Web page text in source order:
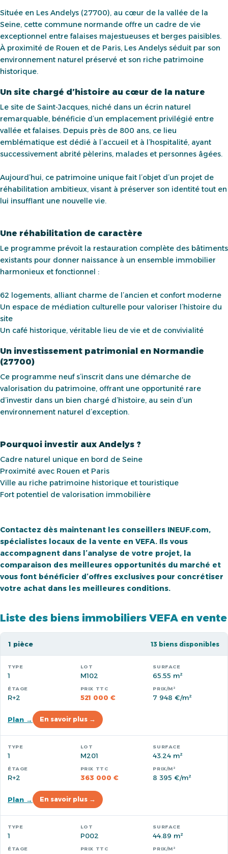
Située en Les Andelys (27700), au cœur de la vallée de la
Seine, cette commune normande offre un cadre de vie
exceptionnel entre falaises majestueuses et berges paisibles.
À proximité de Rouen et de Paris, Les Andelys séduit par son
environnement naturel préservé et son riche patrimoine
historique.
Un site chargé d’histoire au cœur de la nature
Le site de Saint-Jacques, niché dans un écrin naturel
remarquable, bénéficie d’un emplacement privilégié entre
vallée et falaises. Depuis près de 800 ans, ce lieu
emblématique est dédié à l’accueil et à l’hospitalité, ayant
successivement abrité pèlerins, malades et personnes âgées.
Aujourd’hui, ce patrimoine unique fait l’objet d’un projet de
réhabilitation ambitieux, visant à préserver son identité tout en
lui insufflant une nouvelle vie.
Une réhabilitation de caractère
Le programme prévoit la restauration complète des bâtiments
existants pour donner naissance à un ensemble immobilier
harmonieux et fonctionnel :
62 logements, alliant charme de l’ancien et confort moderne
Un espace de médiation culturelle pour valoriser l’histoire du
site
Un café historique, véritable lieu de vie et de convivialité
Un investissement patrimonial en Normandie
(27700)
Ce programme neuf s’inscrit dans une démarche de
valorisation du patrimoine, offrant une opportunité rare
d’investir dans un bien chargé d’histoire, au sein d’un
environnement naturel d’exception.
Pourquoi investir aux Andelys ?
Cadre naturel unique en bord de Seine
Proximité avec Rouen et Paris
Ville au riche patrimoine historique et touristique
Fort potentiel de valorisation immobilière
Contactez dès maintenant les conseillers INEUF.com,
spécialistes locaux de la vente en VEFA. Ils vous
accompagnent dans l’analyse de votre projet, la
comparaison des meilleures opportunités du marché et
vous font bénéficier d’offres exclusives pour concrétiser
votre achat dans les meilleures conditions.
Liste des biens immobiliers VEFA en vente
1 pièce 13 biens disponibles
1 M102 65.55 m²
R+2 521 000 € 7 948 €/m²
Plan → En savoir plus →
1 M201 43.24 m²
R+2 363 000 € 8 395 €/m²
Plan → En savoir plus →
1 P002 44.89 m²